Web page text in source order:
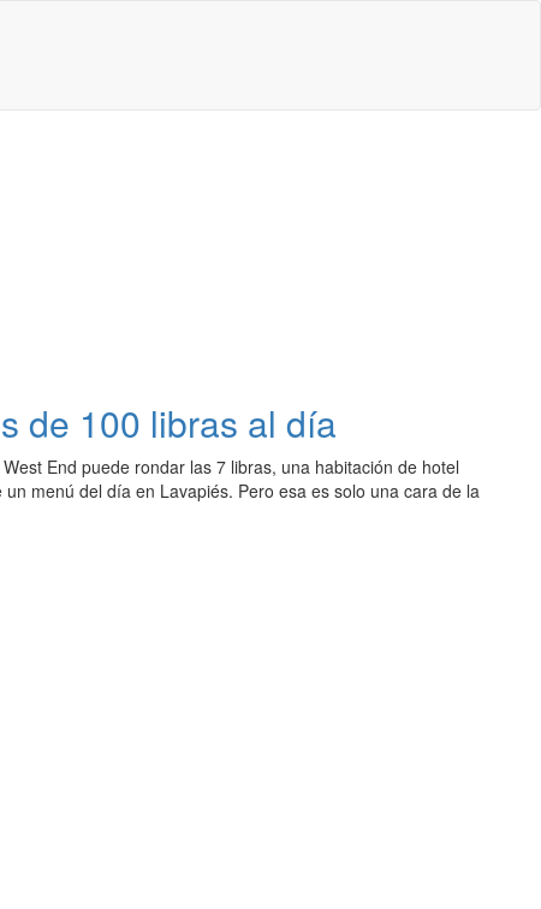
de 100 libras al día
End puede rondar las 7 libras, una habitación de hotel
menú del día en Lavapiés. Pero esa es solo una cara de la